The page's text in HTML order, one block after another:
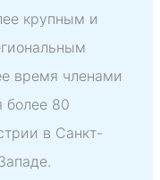
крупным и
время членами
80
в Санкт-